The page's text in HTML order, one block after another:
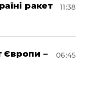
ракет
11:38
Європи –
06:45